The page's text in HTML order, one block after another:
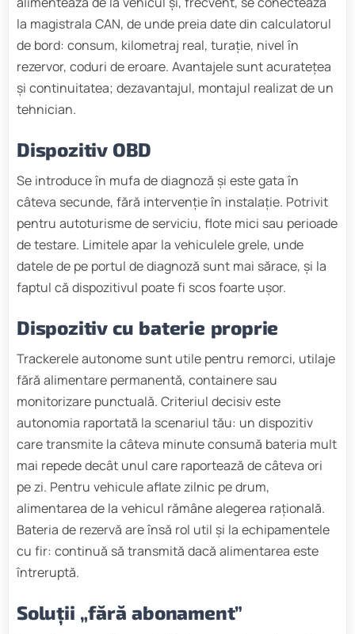
la magistrala CAN, de unde preia date din calculatorul
de bord: consum, kilometraj real, turație, nivel în
rezervor, coduri de eroare. Avantajele sunt acuratețea
și continuitatea; dezavantajul, montajul realizat de un
tehnician.
Dispozitiv OBD
Se introduce în mufa de diagnoză și este gata în
câteva secunde, fără intervenție în instalație. Potrivit
pentru autoturisme de serviciu, flote mici sau perioade
de testare. Limitele apar la vehiculele grele, unde
datele de pe portul de diagnoză sunt mai sărace, și la
faptul că dispozitivul poate fi scos foarte ușor.
Dispozitiv cu baterie proprie
Trackerele autonome sunt utile pentru remorci, utilaje
fără alimentare permanentă, containere sau
monitorizare punctuală. Criteriul decisiv este
autonomia raportată la scenariul tău: un dispozitiv
care transmite la câteva minute consumă bateria mult
mai repede decât unul care raportează de câteva ori
pe zi. Pentru vehicule aflate zilnic pe drum,
alimentarea de la vehicul rămâne alegerea rațională.
Bateria de rezervă are însă rol util și la echipamentele
cu fir: continuă să transmită dacă alimentarea este
întreruptă.
Soluții „fără abonament”